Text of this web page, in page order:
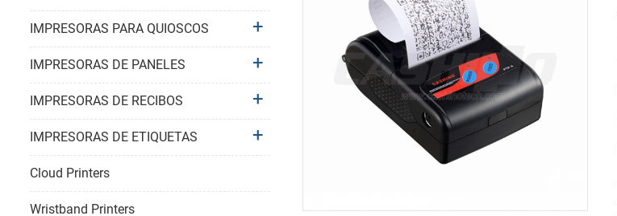
IMPRESORAS PARA QUIOSCOS
IMPRESORAS DE PANELES
IMPRESORAS DE RECIBOS
IMPRESORAS DE ETIQUETAS
Cloud Printers
Wristband Printers